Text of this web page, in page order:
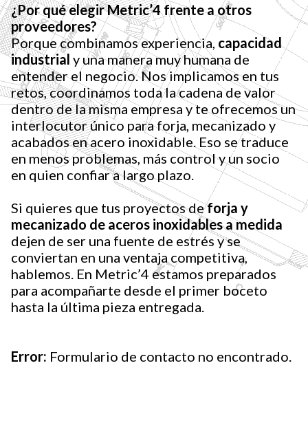
¿Por qué elegir Metric’4 frente a otros
proveedores?
Porque combinamos experiencia, capacidad
industrial y una manera muy humana de
entender el negocio. Nos implicamos en tus
retos, coordinamos toda la cadena de valor
dentro de la misma empresa y te ofrecemos un
interlocutor único para forja, mecanizado y
acabados en acero inoxidable. Eso se traduce
en menos problemas, más control y un socio
en quien confiar a largo plazo.
Si quieres que tus proyectos deforja y
mecanizado de aceros inoxidables a medida
dejen de ser una fuente de estrés y se
conviertan en una ventaja competitiva,
hablemos. En Metric’4 estamos preparados
para acompañarte desde el primer boceto
hasta la última pieza entregada.
Error: Formulario de contacto no encontrado.